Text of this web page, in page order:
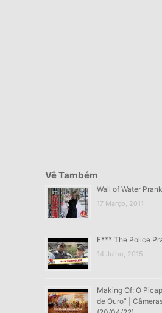
Vê Também
Wall of Water Prank
17 Março, 2011
F*** The Police
14 Julho, 2015
Making Of: O
de Ouro” |